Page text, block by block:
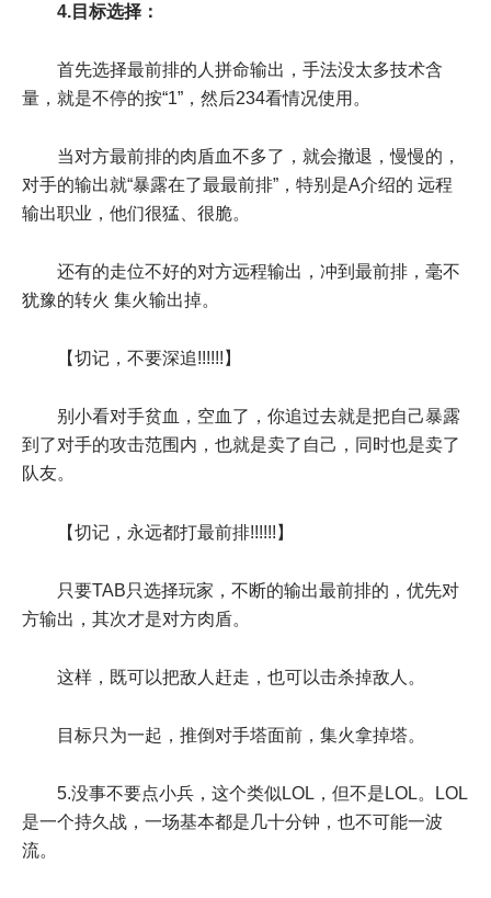
4.目标选择：
首先选择最前排的人拼命输出，手法没太多技术含
量，就是不停的按“1”，然后234看情况使用。
当对方最前排的肉盾血不多了，就会撤退，慢慢的，
对手的输出就“暴露在了最最前排”，特别是A介绍的 远程
输出职业，他们很猛、很脆。
还有的走位不好的对方远程输出，冲到最前排，毫不
犹豫的转火 集火输出掉。
【切记，不要深追!!!!!!】
别小看对手贫血，空血了，你追过去就是把自己暴露
到了对手的攻击范围内，也就是卖了自己，同时也是卖了
队友。
【切记，永远都打最前排!!!!!!】
只要TAB只选择玩家，不断的输出最前排的，优先对
方输出，其次才是对方肉盾。
这样，既可以把敌人赶走，也可以击杀掉敌人。
目标只为一起，推倒对手塔面前，集火拿掉塔。
5.没事不要点小兵，这个类似LOL，但不是LOL。LOL
是一个持久战，一场基本都是几十分钟，也不可能一波
流。